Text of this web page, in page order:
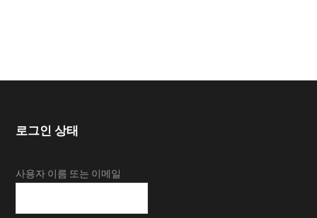
로그인 상태
사용자 이름 또는 이메일